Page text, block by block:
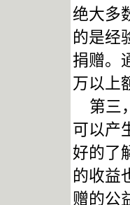
绝大多
的是经
捐赠。
万以上
第三
可以产
好的了
的收益
赠的公